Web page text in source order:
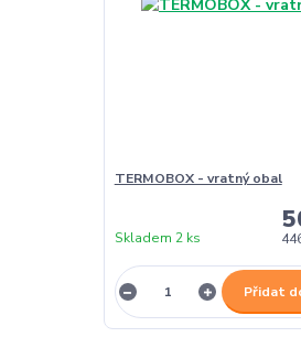
TERMOBOX - vratný obal
Skladem 2 ks
Přidat